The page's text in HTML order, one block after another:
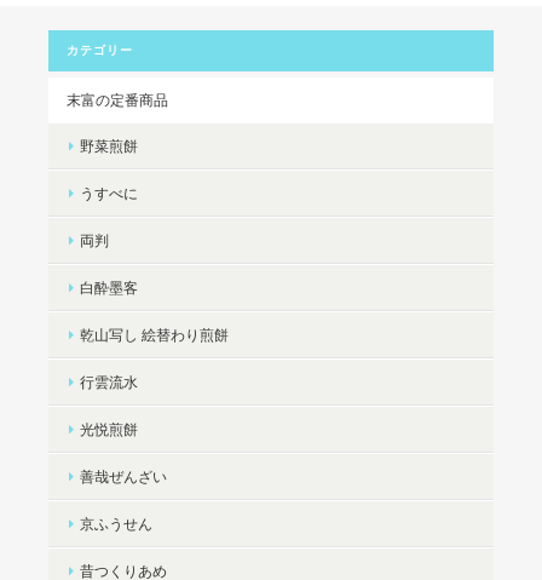
カテゴリー
末富の定番商品
野菜煎餅
うすべに
両判
白酔墨客
乾山写し 絵替わり煎餅
行雲流水
光悦煎餅
善哉ぜんざい
京ふうせん
昔つくりあめ